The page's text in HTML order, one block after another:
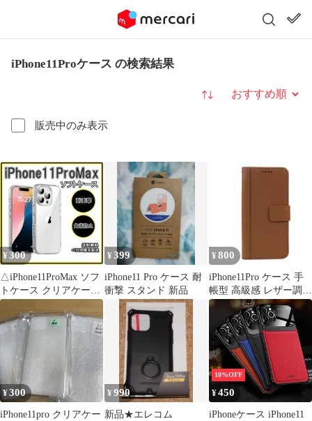
iPhone11Proケース の検索結果
販売中のみ表示
並び替え
¥300
△iPhone11ProMax ソフ
トケース クリアケース
レンズ保護
¥399
iPhone11 Pro ケース 耐
衝撃 スタンド 新品
¥ 800
iPhone11Pro ケース 手
帳型 高級感 レザー調
ブラウン 茶色 薄
¥300
iPhone11pro クリアケー
¥990
新品★エレコム
18%OFF
¥450
iPhoneケース iPhone11